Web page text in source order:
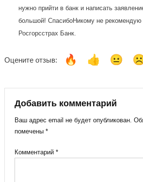
нужно прийти в банк и написать
большой! СпасибоНикому не рекомендую
Росгорсстрах Банк.
Оцените отзыв:
Добавить комментарий
Ваш адрес email не будет опубликован.
помечены *
Комментарий *